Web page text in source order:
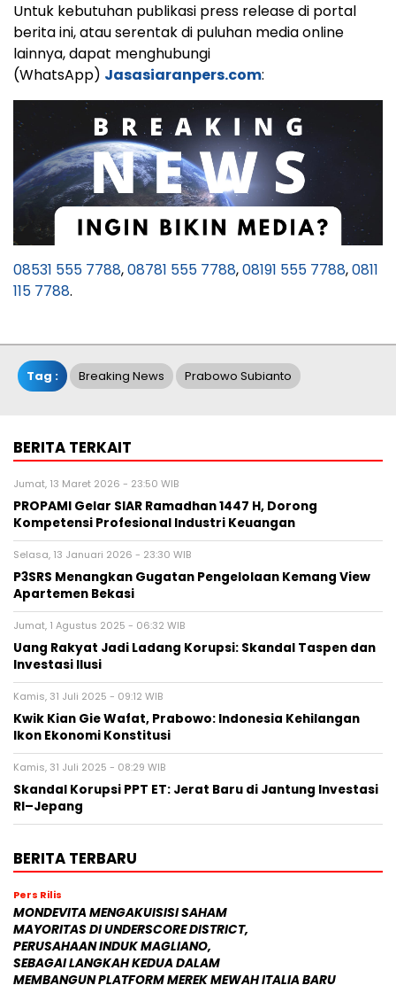
Untuk kebutuhan publikasi press release di portal
berita ini, atau serentak di puluhan media online
lainnya, dapat menghubungi
(WhatsApp) Jasasiaranpers.com:
08531 555 7788,08781 555 7788,08191 555 7788,0811
115 7788.
Tag : Breaking News Prabowo Subianto
BERITA TERKAIT
Jumat, 13 Maret 2026 - 23:50 WIB
PROPAMI Gelar SIAR Ramadhan 1447 H, Dorong
Kompetensi Profesional Industri Keuangan
Selasa, 13 Januari 2026 - 23:30 WIB
P3SRS Menangkan Gugatan Pengelolaan Kemang View
Apartemen Bekasi
Jumat, 1 Agustus 2025 - 06:32 WIB
Uang Rakyat Jadi Ladang Korupsi: Skandal Taspen dan
Investasi Ilusi
Kamis, 31 Juli 2025 - 09:12 WIB
Kwik Kian Gie Wafat, Prabowo: Indonesia Kehilangan
Ikon Ekonomi Konstitusi
Kamis, 31 Juli 2025 - 08:29 WIB
Skandal Korupsi PPT ET: Jerat Baru di Jantung Investasi
RI–Jepang
BERITA TERBARU
Pers Rilis
MONDEVITA MENGAKUISISI SAHAM
MAYORITAS DI UNDERSCORE DISTRICT,
PERUSAHAAN INDUK MAGLIANO,
SEBAGAI LANGKAH KEDUA DALAM
MEMBANGUN PLATFORM MEREK MEWAH ITALIA BARU